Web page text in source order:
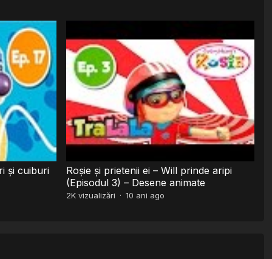
şi cuiburi
Roșie și prietenii ei – Will prinde aripi
(Episodul 3) – Desene animate
2K vizualizări · 10 ani ago